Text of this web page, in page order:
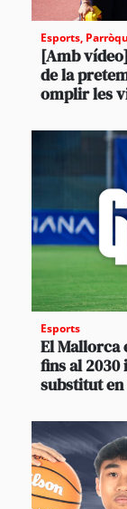
Esports,
[Amb
de la
omplir les
Esports
El Mallorca
fins al 2030
substitut en